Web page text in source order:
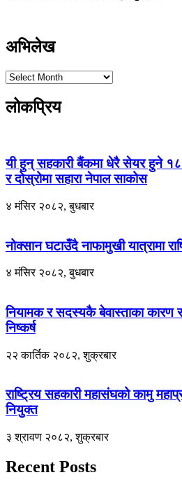
अभिलेख
लोकप्रिय
यी हुन् सहकारी बैंकमा धेरै सेयर हुने १८
र दोस्रोमा सहारा नेपाल साकोस
४ मंसिर २०८२, बुधबार
नोक्सान घटाउँदै नाफामुखी यात्रामा
४ मंसिर २०८२, बुधबार
नियामक र सदस्यकै बेवास्ताका कारण
निष्कर्ष
२२ कार्तिक २०८२, शुक्रबार
राष्ट्रिय सहकारी महासंघको कामु
नियुक्त
३ श्रावण २०८२, शुक्रबार
Recent Posts